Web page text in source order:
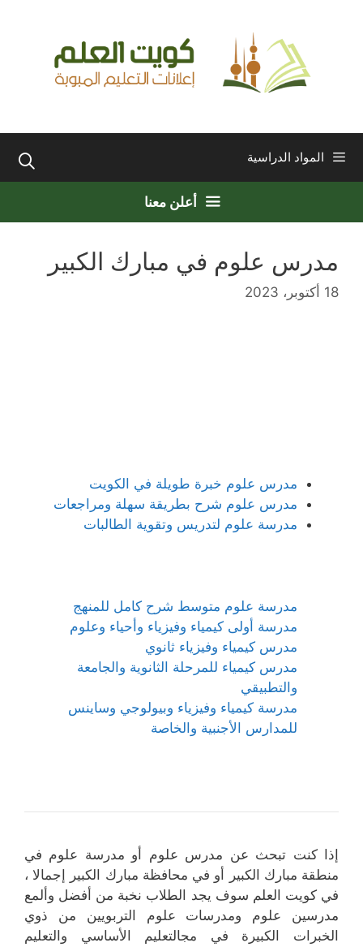
المواد الدراسية
أعلن معنا
مدرس علوم في مبارك الكبير
18 أكتوبر، 2023
مدرس علوم خبرة طويلة في الكويت
مدرس علوم شرح بطريقة سهلة ومراجعات
مدرسة علوم لتدريس وتقوية الطالبات
مدرسة علوم متوسط شرح كامل للمنهج
مدرسة أولى كيمياء وفيزياء وأحياء وعلوم
مدرس كيمياء وفيزياء ثانوي
مدرس كيمياء للمرحلة الثانوية والجامعة
والتطبيقي
مدرسة كيمياء وفيزياء وبيولوجي وساينس
للمدارس الأجنبية والخاصة
إذا كنت تبحث عن مدرس علوم أو مدرسة علوم في
منطقة مبارك الكبير أو في محافظة مبارك الكبير إجمالا ،
في كويت العلم سوف يجد الطلاب نخبة من أفضل وألمع
مدرسين علوم ومدرسات علوم التربويين من ذوي
الخبرات الكبيرة في مجالتعليم الأساسي والتعليم